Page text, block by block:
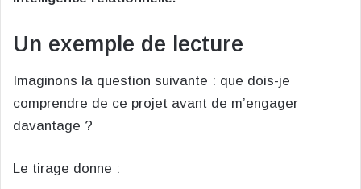
Un exemple de lecture
Imaginons la question suivante : que dois-je
comprendre de ce projet avant de m’engager
davantage ?
Le tirage donne :